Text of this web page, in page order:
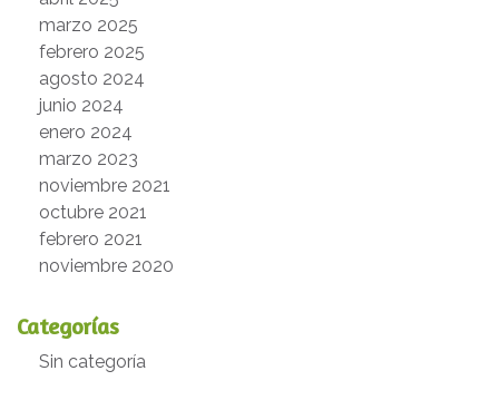
marzo 2025
febrero 2025
agosto 2024
junio 2024
enero 2024
marzo 2023
noviembre 2021
octubre 2021
febrero 2021
noviembre 2020
Categorías
Sin categoría